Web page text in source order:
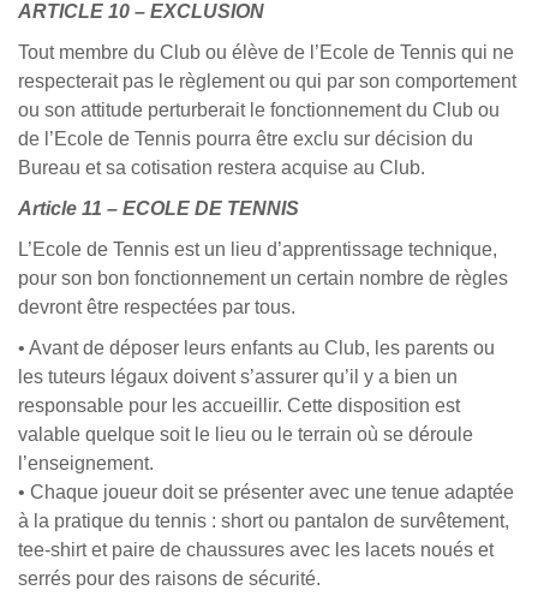
ARTICLE 10 – EXCLUSION
Tout membre du Club ou élève de l’Ecole de Tennis qui ne
respecterait pas le règlement ou qui par son comportement
ou son attitude perturberait le fonctionnement du Club ou
de l’Ecole de Tennis pourra être exclu sur décision du
Bureau et sa cotisation restera acquise au Club.
Article 11 – ECOLE DE TENNIS
L’Ecole de Tennis est un lieu d’apprentissage technique,
pour son bon fonctionnement un certain nombre de règles
devront être respectées par tous.
• Avant de déposer leurs enfants au Club, les parents ou
les tuteurs légaux doivent s’assurer qu’il y a bien un
responsable pour les accueillir. Cette disposition est
valable quelque soit le lieu ou le terrain où se déroule
l’enseignement.
• Chaque joueur doit se présenter avec une tenue adaptée
à la pratique du tennis : short ou pantalon de survêtement,
tee-shirt et paire de chaussures avec les lacets noués et
serrés pour des raisons de sécurité.